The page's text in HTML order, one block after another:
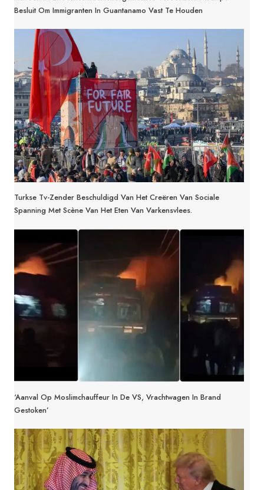
Besluit Om Immigranten In Guantanamo Vast Te Houden
Turkse Tv-Zender Beschuldigd Van Het Creëren Van Sociale
Spanning Met Scène Van Het Eten Van Varkensvlees.
‘Aanval Op Moslimchauffeur In De VS, Vrachtwagen In Brand
Gestoken’